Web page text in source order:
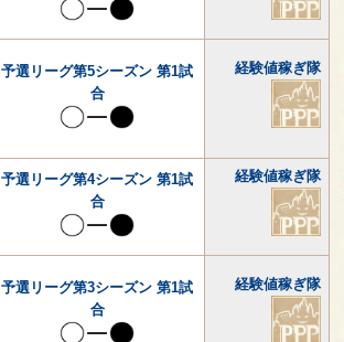
予選リーグ第5シーズン 第1試
合
経験値稼ぎ隊
予選リーグ第4シーズン 第1試
合
経験値稼ぎ隊
予選リーグ第3シーズン 第1試
合
経験値稼ぎ隊